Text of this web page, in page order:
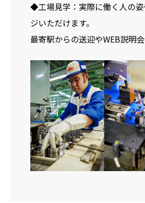
◆工場見学：実際に働く人の
ジいただけます。
最寄駅からの送迎やWEB説明